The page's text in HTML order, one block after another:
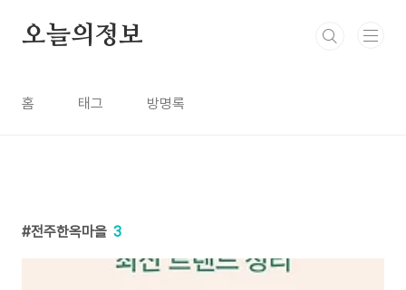
오늘의정보
홈 태그 방명록
전주한옥마을 3